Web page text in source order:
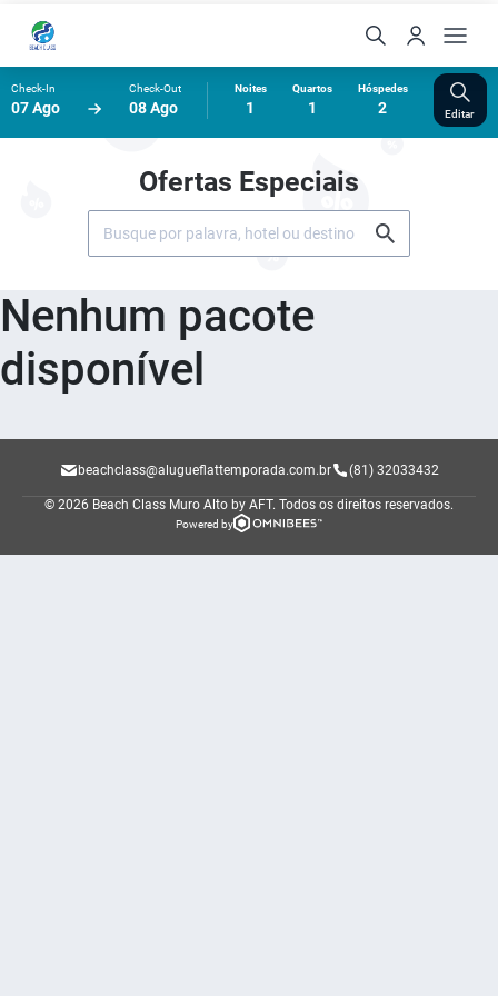
Check-In
07 Ago
Check-Out
08 Ago
Noites
1
Quartos
1
Hóspedes
2 Editar
Ofertas Especiais
Nenhum pacote
disponível
beachclass@alugueflattemporada.com.br (81) 32033432
© 2026 Beach Class Muro Alto by AFT. Todos os direitos reservados.
Powered by